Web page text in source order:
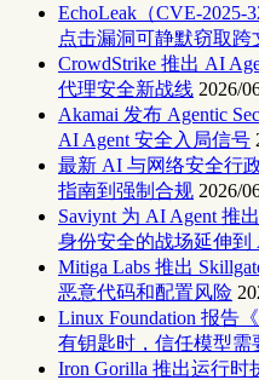
EchoLeak（CVE-2025-
点击漏洞可静默窃取跨
CrowdStrike 推出 AI
代理安全新战线 2026/
Akamai 发布 Agentic
AI Agent 安全入局信号
最新 AI 与网络安全行
指南到强制合规 2026/
Saviynt 为 AI Agent 推
身份安全的战场延伸到
Mitiga Labs 推出
恶意代码和配置风险
Linux Foundation 报告
有钥匙时，信任模型需
Iron Gorilla 推出运行